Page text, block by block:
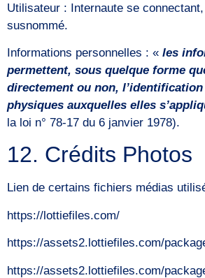
Utilisateur : Internaute se
susnommé.
Informations personnelles : « les
permettent, sous quelque forme
directement ou non,
physiques auxquelles elles
la loi n° 78-17 du 6 janvier 1978).
12. Crédits Photos
Lien de certains fichiers médias
https://lottiefiles.com/
https://assets2.lottiefiles.com/
https://assets2.lottiefiles.com/